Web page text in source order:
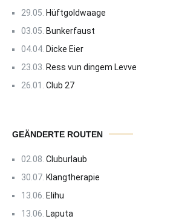
29.05. Hüftgoldwaage
03.05. Bunkerfaust
04.04. Dicke Eier
23.03. Ress vun dingem Levve
26.01. Club 27
GEÄNDERTE ROUTEN
02.08. Cluburlaub
30.07. Klangtherapie
13.06. Elihu
13.06. Laputa